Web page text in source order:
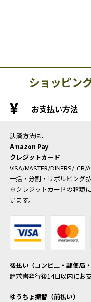
ショッピン
お支払い方法
決済方法は、
Amazon Pay
クレジットカード
VISA/MASTER/DINERS/JCB/
一括・分割・リボルビング
※クレジットカードの種類
います。
後払い（コンビニ・郵便局・
請求書発行後14日以内にお
ゆうちょ振替（前払い）